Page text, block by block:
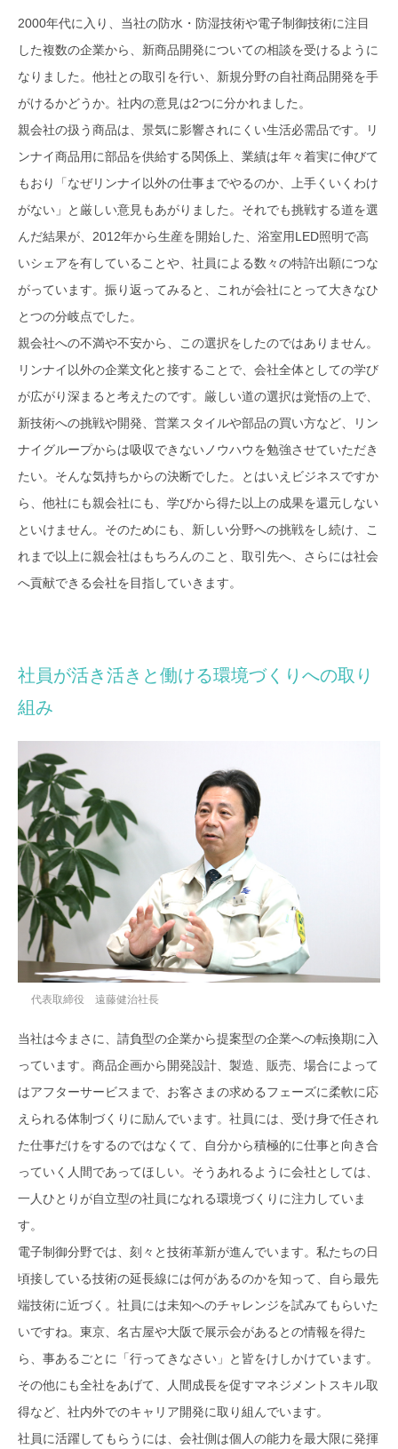
2000年代に入り、当社の防水・防湿技術や電子制御技術に注目
した複数の企業から、新商品開発についての相談を受けるように
なりました。他社との取引を行い、新規分野の自社商品開発を手
がけるかどうか。社内の意見は2つに分かれました。
親会社の扱う商品は、景気に影響されにくい生活必需品です。リ
ンナイ商品用に部品を供給する関係上、業績は年々着実に伸びて
もおり「なぜリンナイ以外の仕事までやるのか、上手くいくわけ
がない」と厳しい意見もあがりました。それでも挑戦する道を選
んだ結果が、2012年から生産を開始した、浴室用LED照明で高
いシェアを有していることや、社員による数々の特許出願につな
がっています。振り返ってみると、これが会社にとって大きなひ
とつの分岐点でした。
親会社への不満や不安から、この選択をしたのではありません。
リンナイ以外の企業文化と接することで、会社全体としての学び
が広がり深まると考えたのです。厳しい道の選択は覚悟の上で、
新技術への挑戦や開発、営業スタイルや部品の買い方など、リン
ナイグループからは吸収できないノウハウを勉強させていただき
たい。そんな気持ちからの決断でした。とはいえビジネスですか
ら、他社にも親会社にも、学びから得た以上の成果を還元しない
といけません。そのためにも、新しい分野への挑戦をし続け、こ
れまで以上に親会社はもちろんのこと、取引先へ、さらには社会
へ貢献できる会社を目指していきます。
社員が活き活きと働ける環境づくりへの取り
組み
代表取締役 遠藤健治社長
当社は今まさに、請負型の企業から提案型の企業への転換期に入
っています。商品企画から開発設計、製造、販売、場合によって
はアフターサービスまで、お客さまの求めるフェーズに柔軟に応
えられる体制づくりに励んでいます。社員には、受け身で任され
た仕事だけをするのではなくて、自分から積極的に仕事と向き合
っていく人間であってほしい。そうあれるように会社としては、
一人ひとりが自立型の社員になれる環境づくりに注力していま
す。
電子制御分野では、刻々と技術革新が進んでいます。私たちの日
頃接している技術の延長線には何があるのかを知って、自ら最先
端技術に近づく。社員には未知へのチャレンジを試みてもらいた
いですね。東京、名古屋や大阪で展示会があるとの情報を得た
ら、事あるごとに「行ってきなさい」と皆をけしかけています。
その他にも全社をあげて、人間成長を促すマネジメントスキル取
得など、社内外でのキャリア開発に取り組んでいます。
社員に活躍してもらうには、会社側は個人の能力を最大限に発揮